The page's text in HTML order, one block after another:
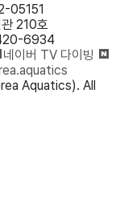
05151
210호
6934
네이버 TV 다이빙
Aquatics). All